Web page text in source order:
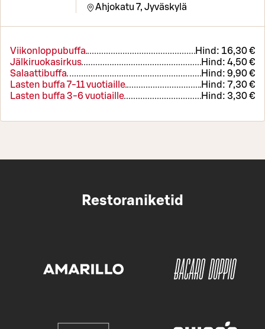
Ahjokatu 7, Jyväskylä
Viikonloppubuffa Hind: 16,30 €
Jälkiruokasirkus
Hind: 4,50 €
Salaattibuffa
Hind: 9,90 €
Lasten buffa 7-11 vuotiaille
Hind: 7,30 €
Lasten buffa 3-6 vuotiaille
Hind: 3,30 €
Restoraniketid